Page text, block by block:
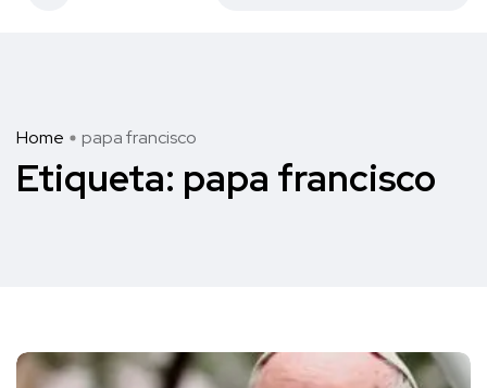
Home papa francisco
Etiqueta: papa francisco